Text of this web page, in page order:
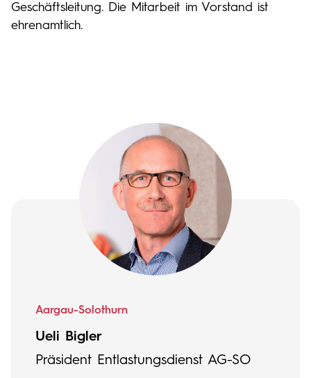
Geschäftsleitung. Die Mitarbeit im Vorstand ist
ehrenamtlich.
Aargau-Solothurn
Ueli Bigler
Präsident Entlastungsdienst AG-SO